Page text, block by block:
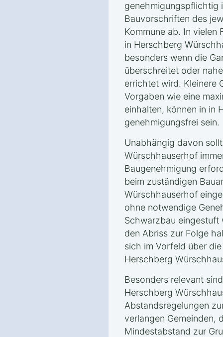
genehmigungspflichtig
Bauvorschriften des
Kommune ab. In vielen
in Herschberg
besonders wenn die
überschreitet oder
errichtet wird. Kleinere
Vorgaben wie eine
einhalten, können in in
genehmigungsfrei sein.
Unabhängig davon
Würschhauserhof
Baugenehmigung
beim zuständigen
Würschhauserhof
ohne notwendige
Schwarzbau eingestuft
den Abriss zur Folge
sich im Vorfeld über
Herschberg
Besonders relevant
Herschberg
Abstandsregelungen
verlangen Gemeinden,
Mindestabstand zur